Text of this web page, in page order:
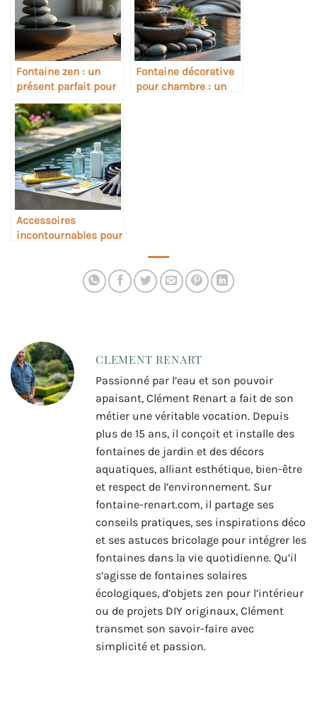
Fontaine zen : un
présent parfait pour
les amateurs de
méditation
Fontaine décorative
pour chambre : un
Accessoires
incontournables pour
CLEMENT RENART
Passionné par l’eau et son pouvoir
apaisant, Clément Renart a fait de son
métier une véritable vocation. Depuis
plus de 15 ans, il conçoit et installe des
fontaines de jardin et des décors
aquatiques, alliant esthétique, bien-être
et respect de l’environnement. Sur
fontaine-renart.com, il partage ses
conseils pratiques, ses inspirations déco
et ses astuces bricolage pour intégrer les
fontaines dans la vie quotidienne. Qu’il
s’agisse de fontaines solaires
écologiques, d’objets zen pour l’intérieur
ou de projets DIY originaux, Clément
transmet son savoir-faire avec
simplicité et passion.